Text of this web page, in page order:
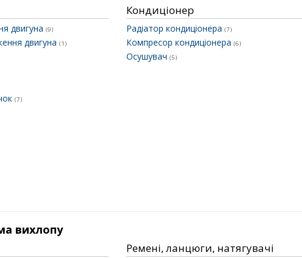
двигуна (9)
двигуна (1)
(7)
Кондиціонер
Радіатор кондиціонера (7)
Компресор кондиціонера (6)
Осушувач (5)
вихлопу
Ремені, ланцюги, натягувачі